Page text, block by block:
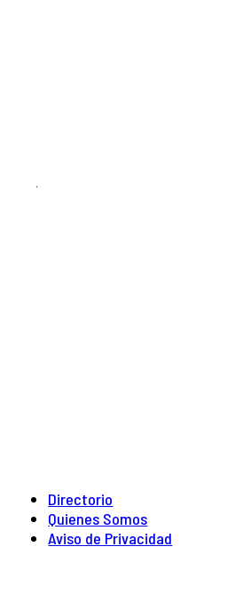
.
Directorio
Quienes Somos
Aviso de Privacidad